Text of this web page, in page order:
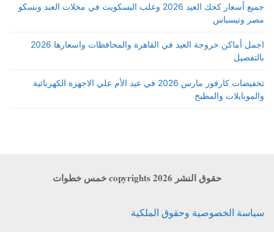
جميع أسعار كحك العيد 2026 وعلب البسكويت في محلات العبد وبسكو
مصر وتيسباس
اجمل أماكن خروجة العيد في القاهرة والمحافظات واسعارها 2026
بالتفصيل
تخفيضات كارفور مارس 2026 في عيد الأم علي الاجهزة الكهربائية
والموبايلات والمطبخ
حقوق النشر copyrights 2026 خمس خطوات
سياسة الخصوصية وحقوق الملكية